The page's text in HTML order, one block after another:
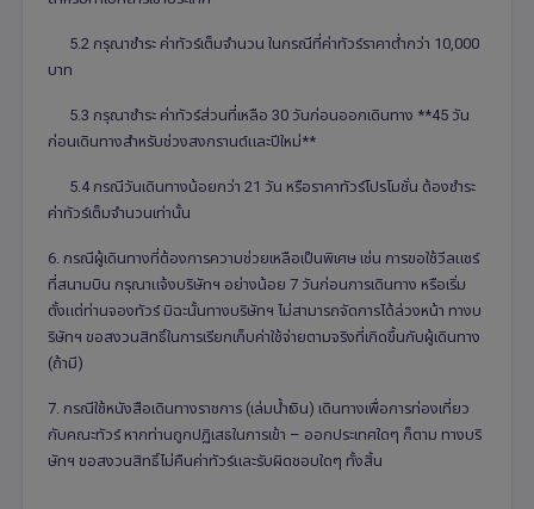
5.2 กรุณาชำระ ค่าทัวร์เต็มจำนวน ในกรณีที่ค่าทัวร์ราคาต่ำกว่า 10,000
บาท
5.3 กรุณาชำระ ค่าทัวร์ส่วนที่เหลือ 30 วันก่อนออกเดินทาง **45 วัน
ก่อนเดินทางสำหรับช่วงสงกรานต์และปีใหม่**
5.4 กรณีวันเดินทางน้อยกว่า 21 วัน หรือราคาทัวร์โปรโมชั่น ต้องชำระ
ค่าทัวร์เต็มจำนวนเท่านั้น
6. กรณีผู้เดินทางที่ต้องการความช่วยเหลือเป็นพิเศษ เช่น การขอใช้วีลแชร์
ที่สนามบิน กรุณาแจ้งบริษัทฯ อย่างน้อย 7 วันก่อนการเดินทาง หรือเริ่ม
ตั้งแต่ท่านจองทัวร์ มิฉะนั้นทางบริษัทฯ ไม่สามารถจัดการได้ล่วงหน้า ทางบ
ริษัทฯ ขอสงวนสิทธิ์ในการเรียกเก็บค่าใช้จ่ายตามจริงที่เกิดขึ้นกับผู้เดินทาง
(ถ้ามี)
7. กรณีใช้หนังสือเดินทางราชการ (เล่มน้ำเงิน) เดินทางเพื่อการท่องเที่ยว
กับคณะทัวร์ หากท่านถูกปฏิเสธในการเข้า – ออกประเทศใดๆ ก็ตาม ทางบริ
ษัทฯ ขอสงวนสิทธิ์ไม่คืนค่าทัวร์และรับผิดชอบใดๆ ทั้งสิ้น